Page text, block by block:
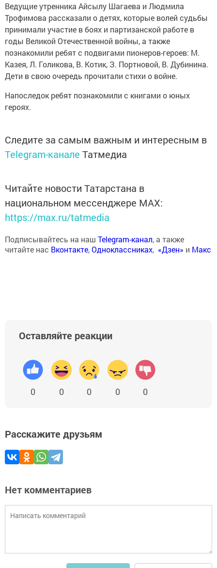
Ведущие утренника Айсылу Шагаева и Людмила
Трофимова рассказали о детях, которые волей судьбы
принимали участие в боях и партизанской работе в
годы Великой Отечественной войны, а также
познакомили ребят с подвигами пионеров-героев: М.
Казея, Л. Голикова, В. Котик, З. Портновой, В. Дубинина.
Дети в свою очередь прочитали стихи о войне.
Напоследок ребят познакомили с книгами о юных
героях.
Следите за самым важным и интересным в
Telegram-канале Татмедиа
Читайте новости Татарстана в
национальном мессенджере MАХ:
https://max.ru/tatmedia
Подписывайтесь на наш Telegram-канал, а также
читайте нас Вконтакте,Одноклассниках, «Дзен» и Макс
Оставляйте реакции
0 0 0 0 0
Расскажите друзьям
Нет комментариев